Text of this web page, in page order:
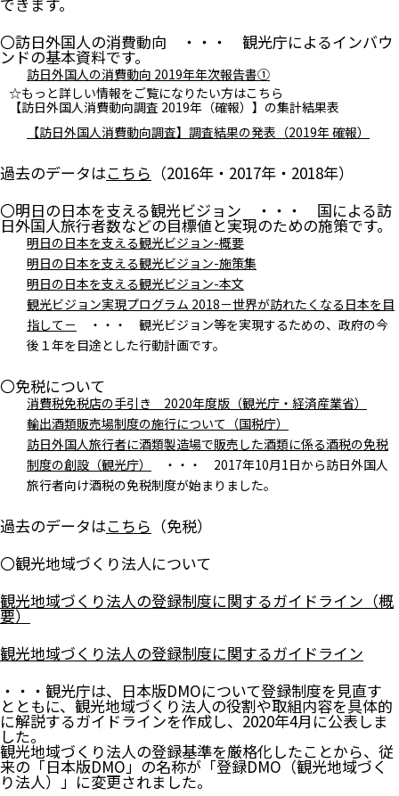
〇訪日外国人の消費動向 ・・・ 観光庁によるインバウ
ンドの基本資料です。
訪日外国人の消費動向 2019年年次報告書①
☆もっと詳しい情報をご覧になりたい方はこちら
【訪日外国人消費動向調査 2019年（確報）】の集計結果表
【訪日外国人消費動向調査】調査結果の発表（2019年 確報）
過去のデータはこちら （2016年・2017年・2018年）
〇明日の日本を支える観光ビジョン ・・・ 国による訪
日外国人旅行者数などの目標値と実現のための施策です。
明日の日本を支える観光ビジョン-概要
明日の日本を支える観光ビジョン-施策集
明日の日本を支える観光ビジョン-本文
観光ビジョン実現プログラム 2018－世界が訪れたくなる日本を目
指して－ ・・・ 観光ビジョン等を実現するための、政府の今
後１年を目途とした行動計画です。
〇免税について
消費税免税店の手引き 2020年度版（観光庁・経済産業省）
輸出酒類販売場制度の施行について（国税庁）
訪日外国人旅行者に酒類製造場で販売した酒類に係る酒税の免税
制度の創設（観光庁）
・・・ 2017年10月1日から訪日外国人
旅行者向け酒税の免税制度が始まりました。
過去のデータはこちら （免税）
〇観光地域づくり法人について
観光地域づくり法人の登録制度に関するガイドライン（概
要）
観光地域づくり法人の登録制度に関するガイドライン
・・・観光庁は、日本版DMOについて登録制度を見直す
とともに、観光地域づくり法人の役割や取組内容を具体的
に解説するガイドラインを作成し、2020年4月に公表しま
した。
観光地域づくり法人の登録基準を厳格化したことから、従
来の「日本版DMO」の名称が「登録DMO（観光地域づく
り法人）」に変更されました。